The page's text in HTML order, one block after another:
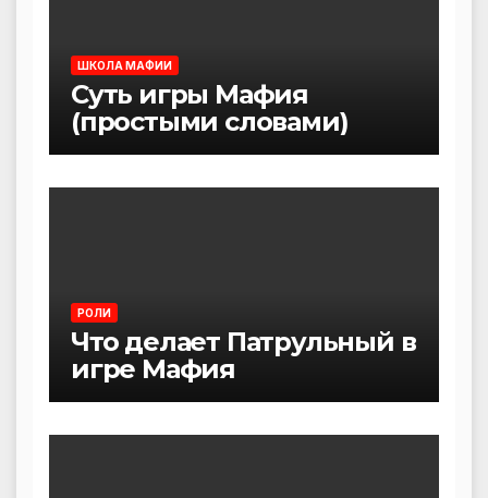
ШКОЛА МАФИИ
Суть игры Мафия
(простыми словами)
РОЛИ
Что делает Патрульный в
игре Мафия